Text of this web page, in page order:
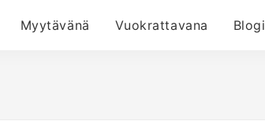
Myytävänä Vuokrattavana Blogi